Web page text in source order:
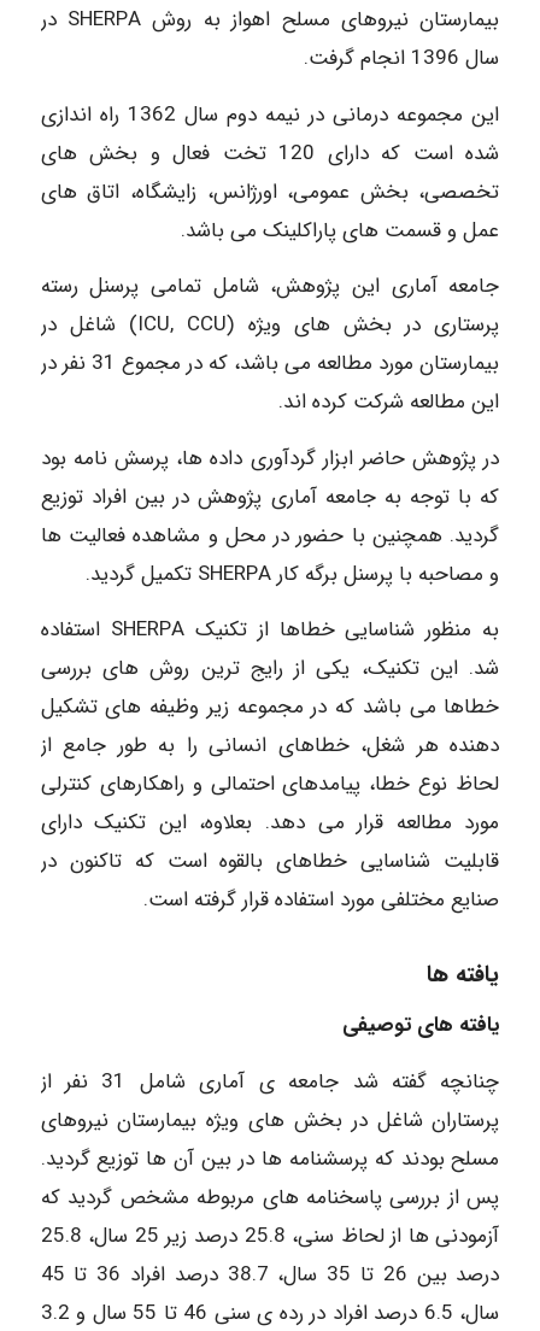
بیمارستان نیروهای مسلح اهواز به روش SHERPA در
سال 1396 انجام گرفت.
این مجموعه درمانی در نیمه دوم سال 1362 راه اندازی
شده است که دارای 120 تخت فعال و بخش های
تخصصی، بخش عمومی، اورژانس، زایشگاه، اتاق های
عمل و قسمت های پاراکلینک می باشد.
جامعه آماری این پژوهش، شامل تمامی پرسنل رسته
پرستاری در بخش های ویژه (ICU, CCU) شاغل در
بیمارستان مورد مطالعه می باشد، که در مجموع 31 نفر در
این مطالعه شرکت کرده اند.
در پژوهش حاضر ابزار گردآوری داده ها، پرسش نامه بود
که با توجه به جامعه آماری پژوهش در بین افراد توزیع
گردید. همچنین با حضور در محل و مشاهده فعالیت ها
و مصاحبه با پرسنل برگه کار SHERPA تکمیل گردید.
به منظور شناسایی خطاها از تکنیک SHERPA استفاده
شد. این تکنیک، یکی از رایج ترین روش های بررسی
خطاها می باشد که در مجموعه زیر وظیفه های تشکیل
دهنده هر شغل، خطاهای انسانی را به طور جامع از
لحاظ نوع خطا، پیامدهای احتمالی و راهکارهای کنترلی
مورد مطالعه قرار می دهد. بعلاوه، این تکنیک دارای
قابلیت شناسایی خطاهای بالقوه است که تاکنون در
صنایع مختلفی مورد استفاده قرار گرفته است.
یافته ها
یافته های توصیفی
چنانچه گفته شد جامعه ی آماری شامل 31 نفر از
پرستاران شاغل در بخش های ویژه بیمارستان نیروهای
مسلح بودند که پرسشنامه ها در بین آن ها توزیع گردید.
پس از بررسی پاسخنامه های مربوطه مشخص گردید که
آزمودنی ها از لحاظ سنی، 25.8 درصد زیر 25 سال، 25.8
درصد بین 26 تا 35 سال، 38.7 درصد افراد 36 تا 45
سال، 6.5 درصد افراد در رده ی سنی 46 تا 55 سال و 3.2